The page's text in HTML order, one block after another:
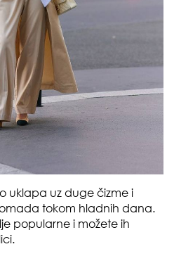
uklapa uz duge čizme i
tokom hladnih dana.
popularne i možete ih